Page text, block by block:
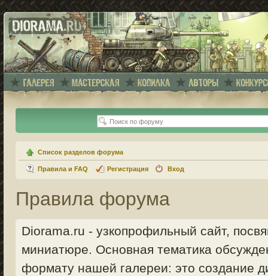
Список разделов форума
Правила и FAQ Регистрация Вход
Правила форума
Diorama.ru - узкопрофильный сайт,
миниатюре. Основная тематика
формату нашей галереи: это создание